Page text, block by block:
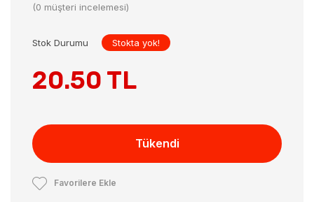
(0 müşteri incelemesi)
Stok Durumu Stokta yok!
20.50 TL
Tükendi
Favorilere Ekle